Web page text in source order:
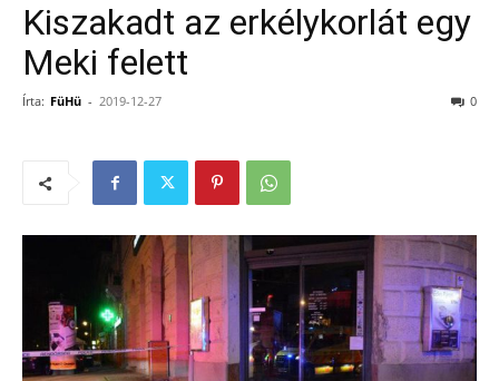
Kiszakadt az erkélykorlát egy
Meki felett
Írta: FüHü - 2019-12-27 0